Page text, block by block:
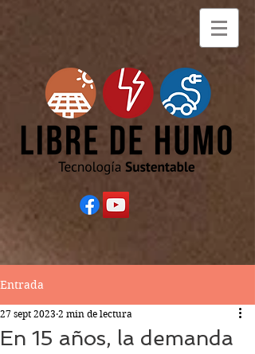
Entrada
En 15 años, la demanda
27 sept 2023 2 min de lectura